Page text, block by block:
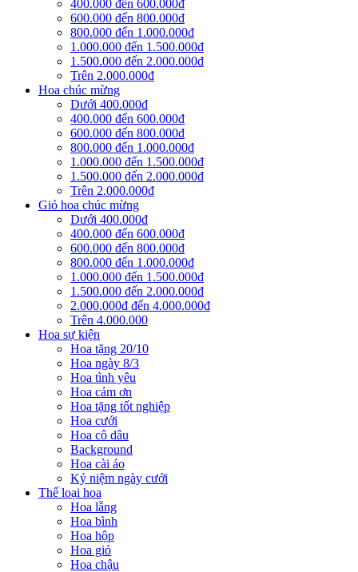
400.000 đến 600.000đ
600.000 đến 800.000đ
800.000 đến 1.000.000đ
1.000.000 đến 1.500.000đ
1.500.000 đến 2.000.000đ
Trên 2.000.000đ
Hoa chúc mừng
Dưới 400.000đ
400.000 đến 600.000đ
600.000 đến 800.000đ
800.000 đến 1.000.000đ
1.000.000 đến 1.500.000đ
1.500.000 đến 2.000.000đ
Trên 2.000.000đ
Giỏ hoa chúc mừng
Dưới 400.000đ
400.000 đến 600.000đ
600.000 đến 800.000đ
800.000 đến 1.000.000đ
1.000.000 đến 1.500.000đ
1.500.000 đến 2.000.000đ
2.000.000đ đến 4.000.000đ
Trên 4.000.000
Hoa sự kiện
Hoa tặng 20/10
Hoa ngày 8/3
Hoa tình yêu
Hoa cảm ơn
Hoa tặng tốt nghiệp
Hoa cưới
Hoa cô dâu
Background
Hoa cài áo
Kỷ niệm ngày cưới
Thể loại hoa
Hoa lẵng
Hoa bình
Hoa hộp
Hoa giỏ
Hoa chậu